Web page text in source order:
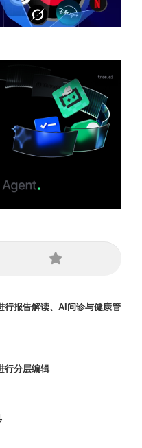
行报告解读、AI问诊与健康管
行分层编辑